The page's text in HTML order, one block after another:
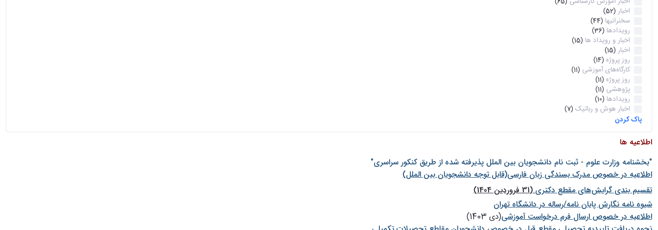
اخبار (52)
سخنرانیها (44)
رویدادها (36)
اخبار و رویداد ها (15)
اخبار (15)
روز پروژه (14)
کارگاه‌های آموزشی (11)
روز پروژه (11)
پژوهشی (11)
رویدادها (10)
اخبار هوش و رباتیک (7)
پاک کردن
اطلاعیه ها
"بخشنامه وزارت علوم - ثبت نام دانشجويان بين الملل پذيرفته شده از طريق كنكور سراسری"
اطلاعیه در خصوص مدرک بسندگی زبان فارسی(قابل توجه دانشجویان بین الملل)
تقسیم بندی گرایش‌های مقطع دکتری(31 فروردین 1404)
شيوه نامه نگارش پايان نامه/رساله در دانشگاه تهران
اطلاعیه در خصوص ارسال فرم درخواست آموزشی(دی 1403)